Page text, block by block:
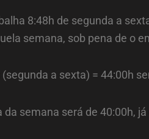
8:48h de segunda a
semana, sob pena de o
a sexta) = 44:00h
semana será de 40:00h,